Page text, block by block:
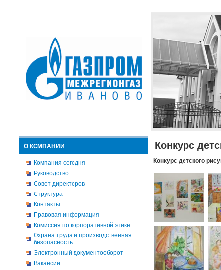
О КОМПАНИИ
Компания сегодня
Руководство
Совет директоров
Структура
Контакты
Правовая информация
Комиссия по корпоративной этике
Охрана труда и производственная
безопасность
Электронный документооборот
Вакансии
Конкурс
Конкурс детского